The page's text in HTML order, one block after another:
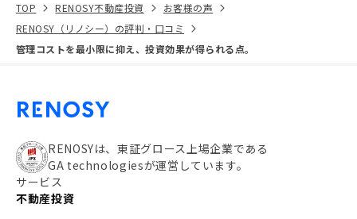
TOP RENOSY不動産投資
お客様の声
RENOSY（リノシー）の評判・口コミ
管理コストを最小限に抑え、投資効果が得られる点。
RENOSYは、東証グロース上場企業である
GA technologiesが運営しています。
サービス
不動産投資